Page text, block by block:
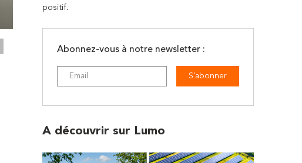
positif.
Abonnez-vous à notre newsletter :
S'abonner
A découvrir sur Lumo